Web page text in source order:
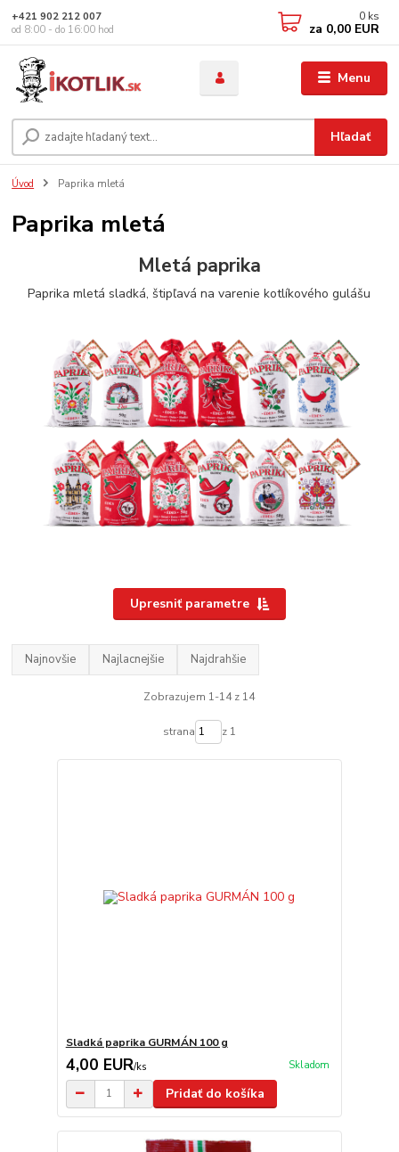
Menu
Hľadať
+421 902 212 007
od 8:00 - do 16:00 hod
0 ks
za 0,00 EUR
Úvod Paprika mletá
Paprika mletá
Mletá paprika
Paprika mletá sladká, štipľavá na varenie kotlíkového gulášu
Upresniť parametre
Najnovšie Najlacnejšie Najdrahšie
Zobrazujem 1-14 z 14
strana z 1
Sladká paprika GURMÁN 100 g
4,00 EUR/ks Skladom
Pridať do košíka